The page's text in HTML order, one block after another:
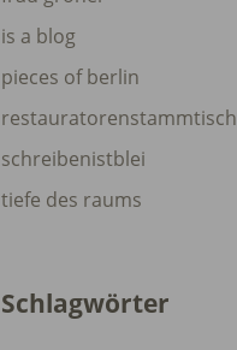
is a blog
pieces of berlin
restauratorenstammtisch
schreibenistblei
tiefe des raums
Schlagwörter